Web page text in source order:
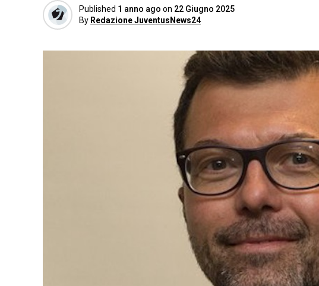
Published 1 anno ago on 22 Giugno 2025
By Redazione JuventusNews24